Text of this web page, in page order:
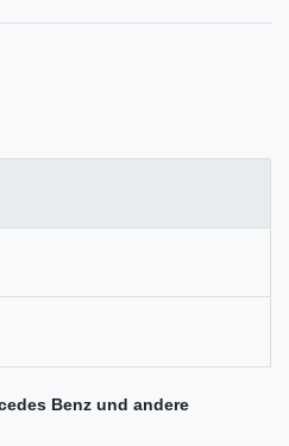
Benz und andere